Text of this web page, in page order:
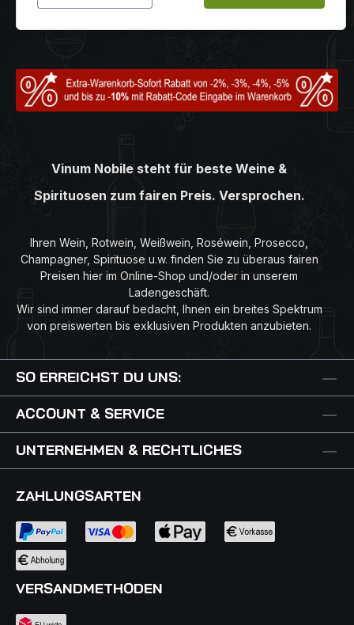
Vinum Nobile steht für beste Weine &
Spirituosen zum fairen Preis. Versprochen.
Ihren Wein, Rotwein, Weißwein, Roséwein, Prosecco,
Champagner, Spirituose u.w. finden Sie zu überaus fairen
Preisen hier im Online-Shop und/oder in unserem
Ladengeschäft.
Wir sind immer darauf bedacht, Ihnen ein breites Spektrum
von preiswerten bis exklusiven Produkten anzubieten.
SO ERREICHST DU UNS:
ACCOUNT & SERVICE
UNTERNEHMEN & RECHTLICHES
ZAHLUNGSARTEN
VERSANDMETHODEN